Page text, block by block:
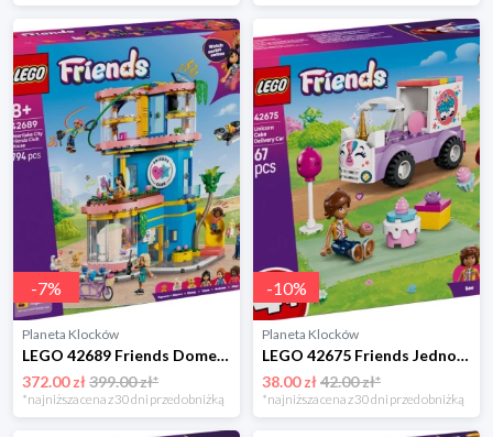
-7%
Planeta Klocków
LEGO 42689 Friends Domek klubu przyjaciół Lego
372.00 zł399.00 zł*
*najniższa cena z 30 dni przed obniżką
-10%
Planeta Klocków
LEGO 42675 Friends Jednorożcowa dostawa tortu Lego
38.00 zł42.00 zł*
*najniższa cena z 30 dni przed obniżką